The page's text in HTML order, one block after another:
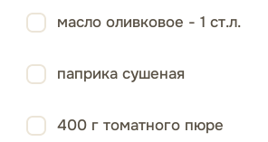
масло оливковое - 1 ст.л.
паприка сушеная
400 г томатного пюре